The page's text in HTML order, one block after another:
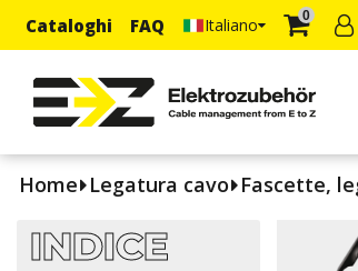
Cataloghi FAQ Italiano 0
Home Legatura cavo Fascette,
INDICE